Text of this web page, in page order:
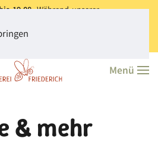
19.08.Während unserer
erst ab dem 20.08.
Menü
& mehr